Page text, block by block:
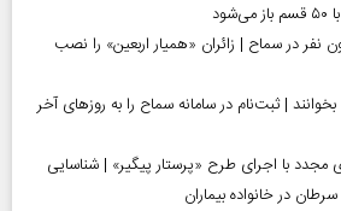
نفر در سماح | زائران «همیار اربعین» را نصب
متقاضیان ارز اربعین ۱۴۰۵ بخوانند | ثبت‌نام در سامانه سماح را به روز‌های آخر
مجدد با اجرای طرح «پرستار پیگیر» | شناسایی